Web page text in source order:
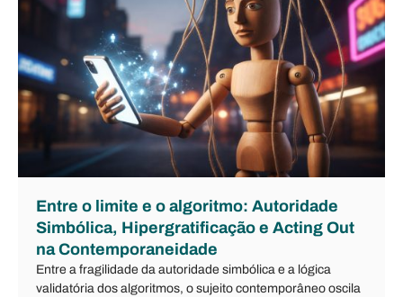
Entre o limite e o algoritmo: Autoridade
Simbólica, Hipergratificação e Acting Out
na Contemporaneidade
Entre a fragilidade da autoridade simbólica e a lógica
validatória dos algoritmos, o sujeito contemporâneo oscila